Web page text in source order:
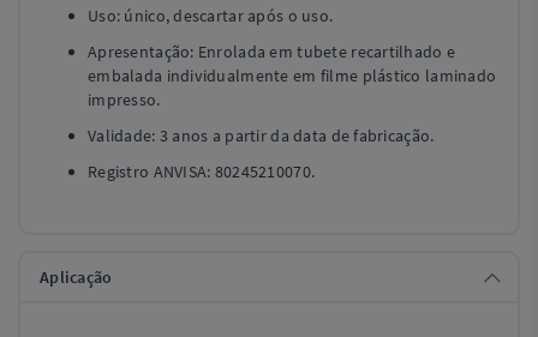
Uso: único, descartar após o uso.
Apresentação: Enrolada em tubete recartilhado e
embalada individualmente em filme plástico laminado
impresso.
Validade: 3 anos a partir da data de fabricação.
Registro ANVISA: 80245210070.
Aplicação